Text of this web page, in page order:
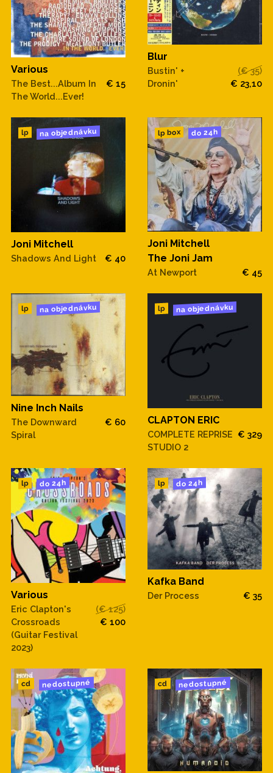
Various
The Best...Album In
The World...Ever!
€ 15
Blur
Bustin' +
Dronin'
(€ 35)
€ 23,10
lp na objednávku
Joni Mitchell
Shadows And Light € 40
lp box do 24h
Joni Mitchell
The Joni Jam
At Newport € 45
lp na objednávku
Nine Inch Nails
The Downward
Spiral
€ 60
lp na objednávku
CLAPTON ERIC
COMPLETE REPRISE
STUDIO 2
€ 329
lp do 24h
Various
Eric Clapton's
Crossroads
(Guitar Festival
2023)
(€ 125)
€ 100
lp do 24h
Kafka Band
Der Process € 35
cd nedostupné cd nedostupné